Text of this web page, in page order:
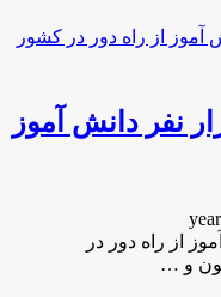
دو میلیون و 700 هزار نفر دانش آموز
دانش آموز از راه دور در